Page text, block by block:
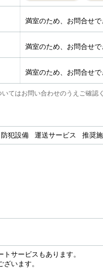
満室のため、お問合せで
満室のため、お問合せで
満室のため、お問合せで
てはお問い合わせのうえご確認
犯設備 運送サービス 推奨
サービスもあります。
います。